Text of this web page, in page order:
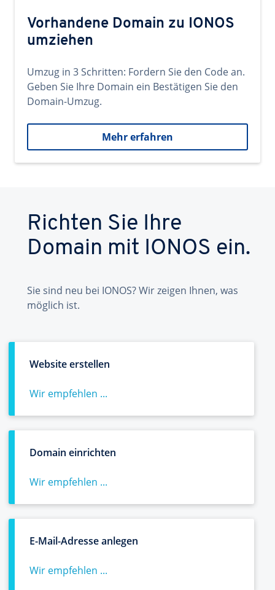
Vorhandene Domain zu IONOS
umziehen
Umzug in 3 Schritten: Fordern Sie den Code an.
Geben Sie Ihre Domain ein Bestätigen Sie den
Domain-Umzug.
Mehr erfahren
Richten Sie Ihre
Domain mit IONOS ein.
Sie sind neu bei IONOS? Wir zeigen Ihnen, was
möglich ist.
Website erstellen
Wir empfehlen ...
Domain einrichten
Wir empfehlen ...
E-Mail-Adresse anlegen
Wir empfehlen ...